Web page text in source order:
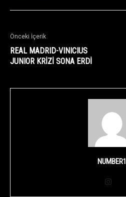
Önceki İçerik
REAL MADRID-VINICIUS
JUNIOR KRİZİ SONA ERDİ
NUMBER1